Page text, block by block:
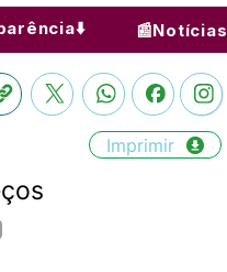
📰Notícias
Imprimir